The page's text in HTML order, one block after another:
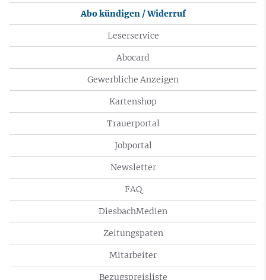
Abo kündigen / Widerruf
Leserservice
Abocard
Gewerbliche Anzeigen
Kartenshop
Trauerportal
Jobportal
Newsletter
FAQ
DiesbachMedien
Zeitungspaten
Mitarbeiter
Bezugspreisliste